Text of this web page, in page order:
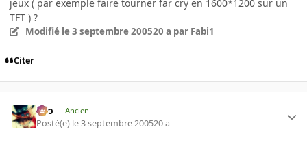
jeux ( par exemple faire tourner far cry en 1600*1200 sur un
TFT ) ?
Modifié le 3 septembre 200520 a par Fabi1
Citer
eYo Ancien
Posté(e) le 3 septembre 200520 a